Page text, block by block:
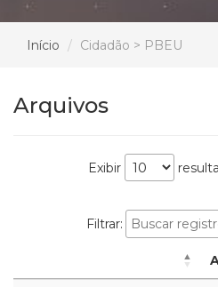
Início Cidadão > PBEU
Arquivos
Exibir
Filtrar: